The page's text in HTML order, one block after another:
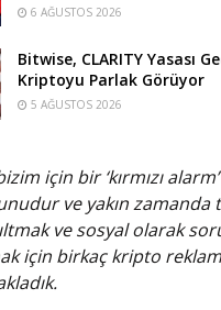
6 AĞUSTOS 2026
Bitwise, CLARITY Yasası
Kriptoyu Parlak Görüyor
5 AĞUSTOS 2026
için bir ‘kırmızı
ve yakın zamanda
ve sosyal olarak
için birkaç kripto